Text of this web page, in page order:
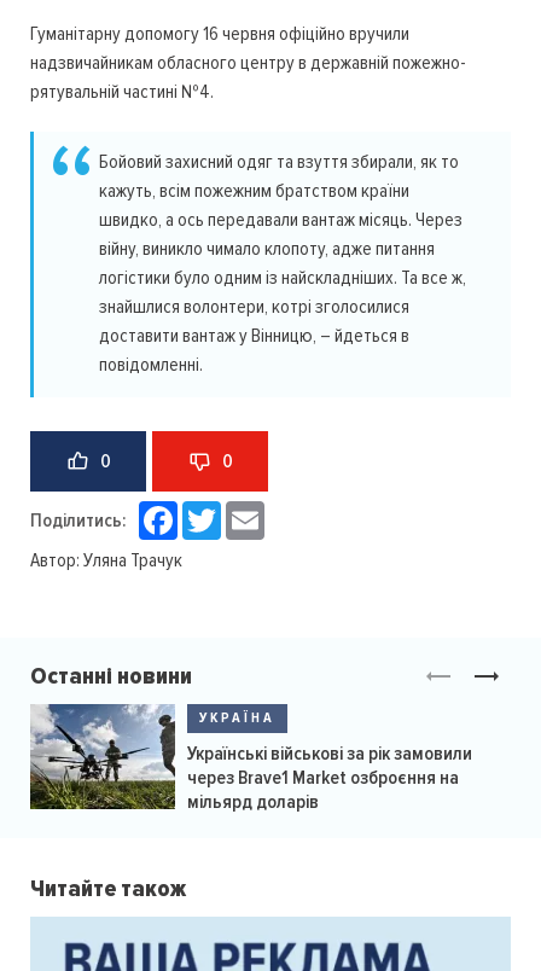
Гуманітарну допомогу 16 червня офіційно вручили
надзвичайникам обласного центру в державній пожежно-
рятувальній частині №4.
Бойовий захисний одяг та взуття збирали, як то
кажуть, всім пожежним братством країни
швидко, а ось передавали вантаж місяць. Через
війну, виникло чимало клопоту, адже питання
логістики було одним із найскладніших. Та все ж,
знайшлися волонтери, котрі зголосилися
доставити вантаж у Вінницю, – йдеться в
повідомленні.
0 0
Поділитись: Facebook
Twitter
Автор: Уляна Трачук
Останні новини
УКРАЇНА
Українські військові за рік замовили
через Brave1 Market озброєння на
мільярд доларів
Читайте також